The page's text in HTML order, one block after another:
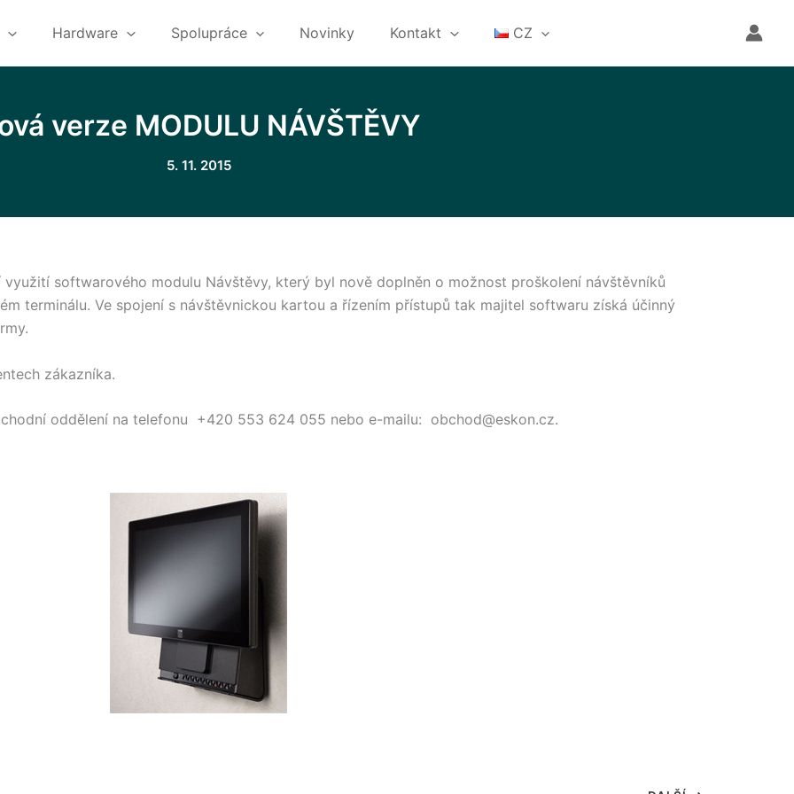
Hardware Spolupráce Novinky Kontakt CZ
verze MODULU NÁVŠTĚVY
5. 11. 2015
využití softwarového modulu Návštěvy, který byl nově doplněn o možnost proškolení návštěvníků
terminálu. Ve spojení s návštěvnickou kartou a řízením přístupů tak majitel softwaru získá účinný
zákazníka.
oddělení na telefonu +420 553 624 055 nebo e-mailu: obchod@eskon.cz.